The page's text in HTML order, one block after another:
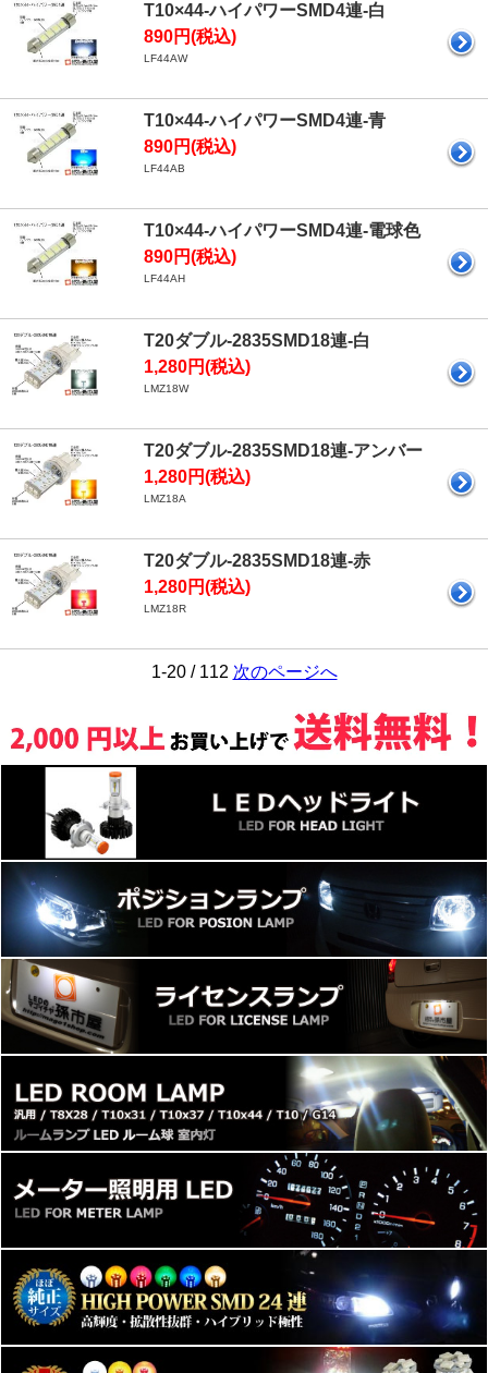
T10×44-ハイパワーSMD4連-白
890円(税込)
LF44AW
T10×44-ハイパワーSMD4連-青
890円(税込)
LF44AB
T10×44-ハイパワーSMD4連-電球色
890円(税込)
LF44AH
T20ダブル-2835SMD18連-白
1,280円(税込)
LMZ18W
T20ダブル-2835SMD18連-アンバー
1,280円(税込)
LMZ18A
T20ダブル-2835SMD18連-赤
1,280円(税込)
LMZ18R
1-20 / 112 次のページへ